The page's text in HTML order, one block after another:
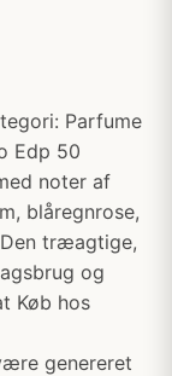
Parfume
Edp 50
noter af
blåregnrose,
træagtige,
og
Køb hos
genereret